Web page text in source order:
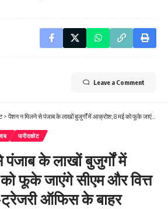
Leave a Comment
> पेंशन न मिलने से पंजाब के लाखों बुजुर्गों में आक्रोश; 8 मई को फूके जाएंगे सीएम और वित्त मंत्री के पुतले, -ट्रेजरी ऑफिस के बाहर फरीदकोट के पेंशनर्स ने खोला मोर्चा, बड़े आंदोलन का ऐलान…
फरीदकोट
के लाखों बुजुर्गों में
फूके जाएंगे सीएम और वित्त
ऑफिस के बाहर